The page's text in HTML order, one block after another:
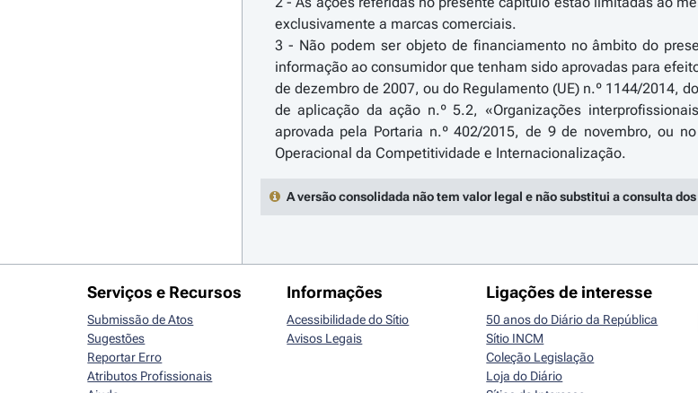
exclusivamente a marcas comerciais.
3 - Não podem ser objeto de financiamento no âmbito do
informação ao consumidor que tenham sido aprovadas para
de dezembro de 2007, ou do Regulamento (UE) n.º 1144/2014,
de aplicação da ação n.º 5.2, «Organizações
aprovada pela Portaria n.º 402/2015, de 9 de novembro, ou
A versão consolidada não tem valor legal e não substitui a consulta
Serviços e Recursos
Submissão de Atos
Sugestões
Reportar Erro
Atributos Profissionais
Informações
Acessibilidade do Sítio
Avisos Legais
Ligações de interesse
50 anos do Diário da República
Sítio INCM
Coleção Legislação
Loja do Diário